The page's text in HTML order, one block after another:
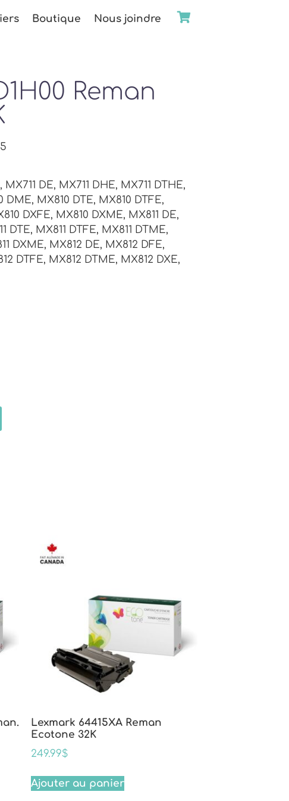
Boutique Nous joindre
Reman
DE, MX711 DHE, MX711 DTHE,
DME, MX810 DTE, MX810 DTFE,
DXFE, MX810 DXME, MX811 DE,
DTE, MX811 DTFE, MX811 DTME,
DXME, MX812 DE, MX812 DFE,
DTFE, MX812 DTME, MX812 DXE,
Lexmark 64415XA Reman
Ecotone 32K
249.99$
Ajouter au panier